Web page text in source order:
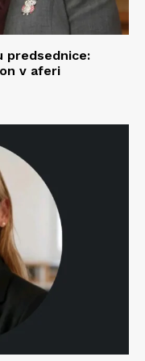
predsednice:
v aferi